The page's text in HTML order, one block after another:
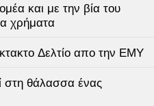
και με την βία του
χρήματα
Δελτίο απο την ΕΜΥ
θάλασσα ένας